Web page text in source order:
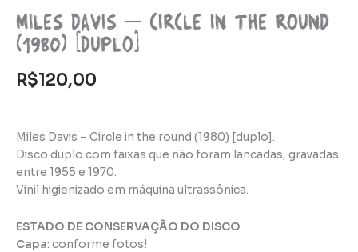
Miles Davis – Circle in the round
(1980) [duplo]
R$120,00
Miles Davis – Circle in the round (1980) [duplo].
Disco duplo com faixas que não foram lancadas, gravadas
entre 1955 e 1970.
Vinil higienizado em máquina ultrassônica.
ESTADO DE CONSERVAÇÃO DO DISCO
Capa: conforme fotos!